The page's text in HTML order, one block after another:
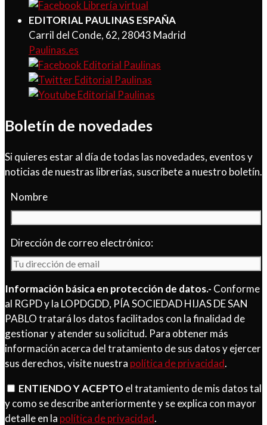
EDITORIAL PAULINAS ESPAÑA
Carril del Conde, 62, 28043 Madrid
Paulinas.es
Boletín de novedades
Si quieres estar al día de todas las novedades, eventos y
noticias de nuestras librerías, suscríbete a nuestro boletín.
Nombre
Dirección de correo electrónico:
Información básica en protección de datos.- Conforme
al RGPD y la LOPDGDD, PÍA SOCIEDAD HIJAS DE SAN
PABLO tratará los datos facilitados con la finalidad de
gestionar y atender su solicitud. Para obtener más
información acerca del tratamiento de sus datos y ejercer
sus derechos, visite nuestra política de privacidad.
ENTIENDO Y ACEPTOel tratamiento de mis datos tal
y como se describe anteriormente y se explica con mayor
detalle en la política de privacidad.